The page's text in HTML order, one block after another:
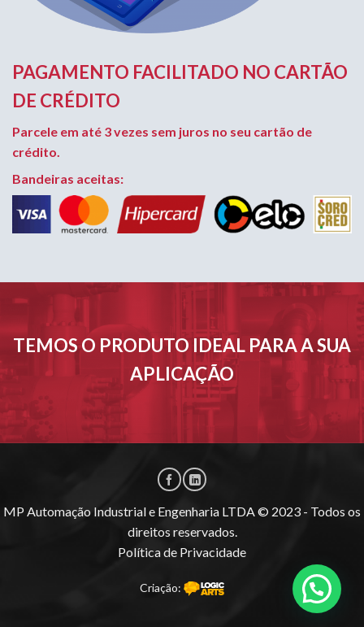
PAGAMENTO FACILITADO NO CARTÃO
DE CRÉDITO
Parcele em até 3 vezes sem juros no seu cartão de
crédito.
Bandeiras aceitas:
TEMOS O PRODUTO IDEAL PARA A SUA
APLICAÇÃO
MP Automação Industrial e Engenharia LTDA © 2023 - Todos os
direitos reservados.
Política de Privacidade
Criação: